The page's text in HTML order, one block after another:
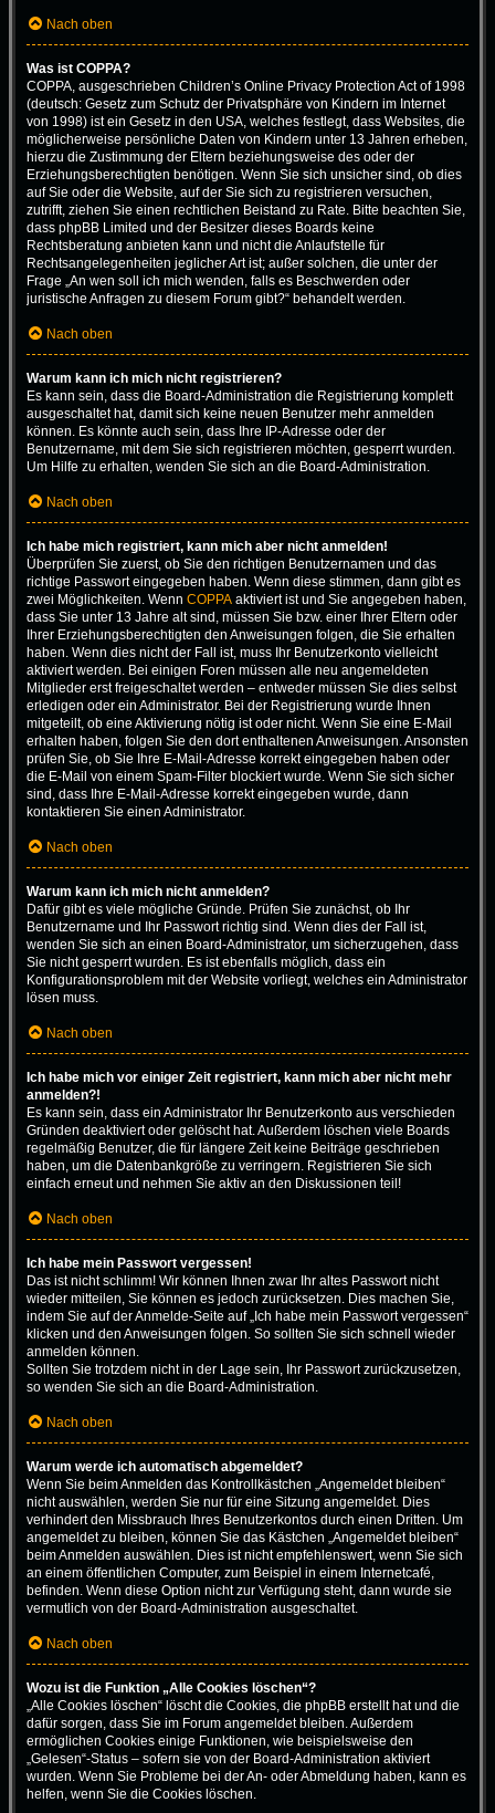
Nach oben
Was ist COPPA?
COPPA, ausgeschrieben Children’s Online Privacy Protection Act of 1998
(deutsch: Gesetz zum Schutz der Privatsphäre von Kindern im Internet
von 1998) ist ein Gesetz in den USA, welches festlegt, dass Websites, die
möglicherweise persönliche Daten von Kindern unter 13 Jahren erheben,
hierzu die Zustimmung der Eltern beziehungsweise des oder der
Erziehungsberechtigten benötigen. Wenn Sie sich unsicher sind, ob dies
auf Sie oder die Website, auf der Sie sich zu registrieren versuchen,
zutrifft, ziehen Sie einen rechtlichen Beistand zu Rate. Bitte beachten Sie,
dass phpBB Limited und der Besitzer dieses Boards keine
Rechtsberatung anbieten kann und nicht die Anlaufstelle für
Rechtsangelegenheiten jeglicher Art ist; außer solchen, die unter der
Frage „An wen soll ich mich wenden, falls es Beschwerden oder
juristische Anfragen zu diesem Forum gibt?“ behandelt werden.
Nach oben
Warum kann ich mich nicht registrieren?
Es kann sein, dass die Board-Administration die Registrierung komplett
ausgeschaltet hat, damit sich keine neuen Benutzer mehr anmelden
können. Es könnte auch sein, dass Ihre IP-Adresse oder der
Benutzername, mit dem Sie sich registrieren möchten, gesperrt wurden.
Um Hilfe zu erhalten, wenden Sie sich an die Board-Administration.
Nach oben
Ich habe mich registriert, kann mich aber nicht anmelden!
Überprüfen Sie zuerst, ob Sie den richtigen Benutzernamen und das
richtige Passwort eingegeben haben. Wenn diese stimmen, dann gibt es
zwei Möglichkeiten. Wenn COPPA aktiviert ist und Sie angegeben haben,
dass Sie unter 13 Jahre alt sind, müssen Sie bzw. einer Ihrer Eltern oder
Ihrer Erziehungsberechtigten den Anweisungen folgen, die Sie erhalten
haben. Wenn dies nicht der Fall ist, muss Ihr Benutzerkonto vielleicht
aktiviert werden. Bei einigen Foren müssen alle neu angemeldeten
Mitglieder erst freigeschaltet werden – entweder müssen Sie dies selbst
erledigen oder ein Administrator. Bei der Registrierung wurde Ihnen
mitgeteilt, ob eine Aktivierung nötig ist oder nicht. Wenn Sie eine E-Mail
erhalten haben, folgen Sie den dort enthaltenen Anweisungen. Ansonsten
prüfen Sie, ob Sie Ihre E-Mail-Adresse korrekt eingegeben haben oder
die E-Mail von einem Spam-Filter blockiert wurde. Wenn Sie sich sicher
sind, dass Ihre E-Mail-Adresse korrekt eingegeben wurde, dann
kontaktieren Sie einen Administrator.
Nach oben
Warum kann ich mich nicht anmelden?
Dafür gibt es viele mögliche Gründe. Prüfen Sie zunächst, ob Ihr
Benutzername und Ihr Passwort richtig sind. Wenn dies der Fall ist,
wenden Sie sich an einen Board-Administrator, um sicherzugehen, dass
Sie nicht gesperrt wurden. Es ist ebenfalls möglich, dass ein
Konfigurationsproblem mit der Website vorliegt, welches ein Administrator
lösen muss.
Nach oben
Ich habe mich vor einiger Zeit registriert, kann mich aber nicht mehr
anmelden?!
Es kann sein, dass ein Administrator Ihr Benutzerkonto aus verschieden
Gründen deaktiviert oder gelöscht hat. Außerdem löschen viele Boards
regelmäßig Benutzer, die für längere Zeit keine Beiträge geschrieben
haben, um die Datenbankgröße zu verringern. Registrieren Sie sich
einfach erneut und nehmen Sie aktiv an den Diskussionen teil!
Nach oben
Ich habe mein Passwort vergessen!
Das ist nicht schlimm! Wir können Ihnen zwar Ihr altes Passwort nicht
wieder mitteilen, Sie können es jedoch zurücksetzen. Dies machen Sie,
indem Sie auf der Anmelde-Seite auf „Ich habe mein Passwort vergessen“
klicken und den Anweisungen folgen. So sollten Sie sich schnell wieder
anmelden können.
Sollten Sie trotzdem nicht in der Lage sein, Ihr Passwort zurückzusetzen,
so wenden Sie sich an die Board-Administration.
Nach oben
Warum werde ich automatisch abgemeldet?
Wenn Sie beim Anmelden das Kontrollkästchen „Angemeldet bleiben“
nicht auswählen, werden Sie nur für eine Sitzung angemeldet. Dies
verhindert den Missbrauch Ihres Benutzerkontos durch einen Dritten. Um
angemeldet zu bleiben, können Sie das Kästchen „Angemeldet bleiben“
beim Anmelden auswählen. Dies ist nicht empfehlenswert, wenn Sie sich
an einem öffentlichen Computer, zum Beispiel in einem Internetcafé,
befinden. Wenn diese Option nicht zur Verfügung steht, dann wurde sie
vermutlich von der Board-Administration ausgeschaltet.
Nach oben
Wozu ist die Funktion „Alle Cookies löschen“?
„Alle Cookies löschen“ löscht die Cookies, die phpBB erstellt hat und die
dafür sorgen, dass Sie im Forum angemeldet bleiben. Außerdem
ermöglichen Cookies einige Funktionen, wie beispielsweise den
„Gelesen“-Status – sofern sie von der Board-Administration aktiviert
wurden. Wenn Sie Probleme bei der An- oder Abmeldung haben, kann es
helfen, wenn Sie die Cookies löschen.